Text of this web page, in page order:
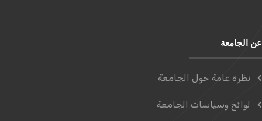
عن الجامعة
نظرة عامة حول الجامعة
لوائح وسياسات الجامعة